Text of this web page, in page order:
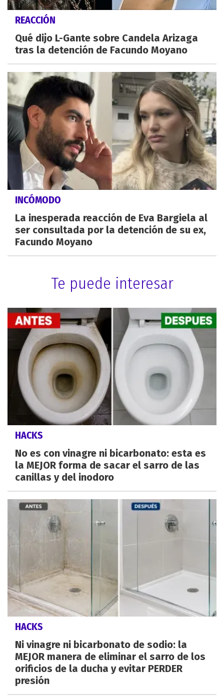
REACCIÓN
Qué dijo L-Gante sobre Candela Arizaga
tras la detención de Facundo Moyano
INCÓMODO
La inesperada reacción de Eva Bargiela al
ser consultada por la detención de su ex,
Facundo Moyano
Te puede interesar
HACKS
No es con vinagre ni bicarbonato: esta es
la MEJOR forma de sacar el sarro de las
canillas y del inodoro
HACKS
Ni vinagre ni bicarbonato de sodio: la
MEJOR manera de eliminar el sarro de los
orificios de la ducha y evitar PERDER
presión